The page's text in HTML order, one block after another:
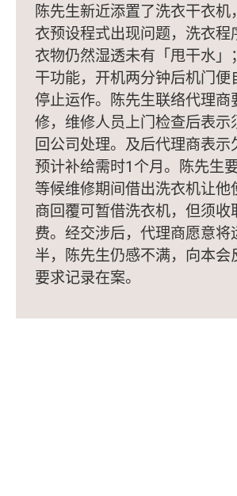
陈先生新近添置了洗衣干衣机
衣预设程式出现问题，洗衣程
衣物仍然湿透未有「甩干水」
干功能，开机两分钟后机门便
停止运作。陈先生联络代理商
修，维修人员上门检查后表示
回公司处理。及后代理商表示
预计补给需时1个月。陈先生
等候维修期间借出洗衣机让他
商回覆可暂借洗衣机，但须
费。经交涉后，代理商愿意将
半，陈先生仍感不满，向本会
要求记录在案。